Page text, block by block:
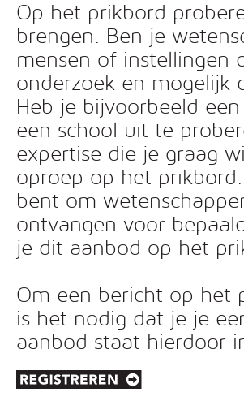
Op het prikbord
brengen. Ben je
mensen of instellingen
onderzoek en mogelijk
Heb je bijvoorbeeld
een school uit te
expertise die je graag
oproep op het
bent om
ontvangen voor
je dit aanbod op het
Om een bericht op het
is het nodig dat je je
aanbod staat hierdoor